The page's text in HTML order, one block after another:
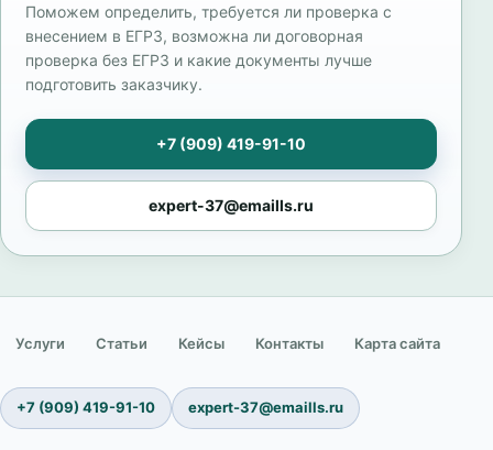
Поможем определить, требуется ли проверка с
внесением в ЕГРЗ, возможна ли договорная
проверка без ЕГРЗ и какие документы лучше
подготовить заказчику.
+7 (909) 419-91-10
expert-37@emaills.ru
Услуги Статьи Кейсы Контакты Карта сайта
+7 (909) 419-91-10 expert-37@emaills.ru